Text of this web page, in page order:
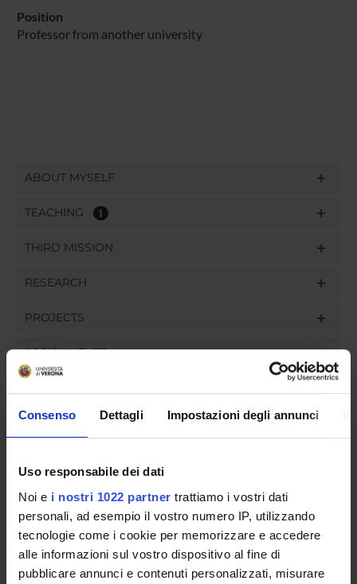
Consenso Dettagli Impostazioni degli annunci
Uso responsabile dei dati
Noi e i nostri 1022 partner trattiamo i vostri dati
personali, ad esempio il vostro numero IP, utilizzando
tecnologie come i cookie per memorizzare e accedere
alle informazioni sul vostro dispositivo al fine di
pubblicare annunci e contenuti personalizzati, misurare
Position
Professor from another university
ABOUT MYSELF
TEACHING 1
THIRD MISSION
RESEARCH
PROJECTS
ASSIGNMENTS
ORGANISATION
GOVERNANCE
COMMITTEES
DEPARTMENT ADMINISTRATION OFFICES
STUDENT ADMINISTRATION OFFICES